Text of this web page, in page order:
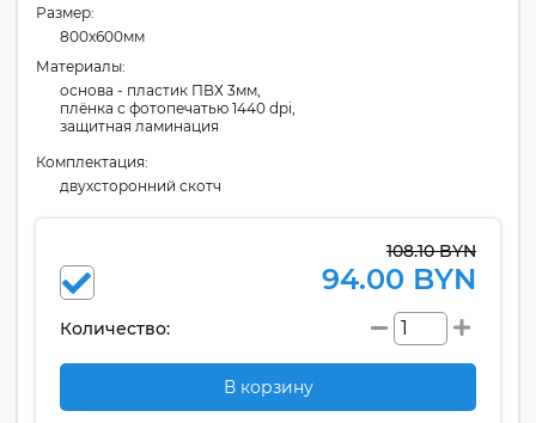
Размер:
800x600мм
Материалы:
основа - пластик ПВХ 3мм,
плёнка с фотопечатью 1440 dpi,
защитная ламинация
Комплектация:
двухсторонний скотч
108.10 BYN
94.00 BYN
Количество:
В корзину